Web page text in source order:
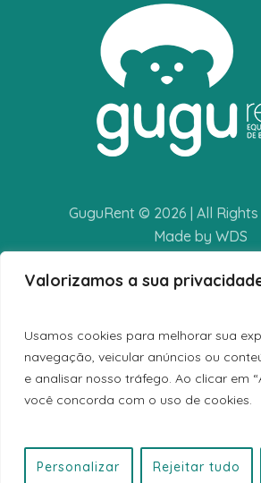
Valorizamos a sua
Usamos cookies para melhorar sua
navegação, veicular anúncios ou
e analisar nosso tráfego. Ao clicar em
você concorda com o uso de cookies.
Personalizar Rejeitar tudo
GuguRent © 2026 | All
Made by WDS
TERMOS E
LIVRO DE